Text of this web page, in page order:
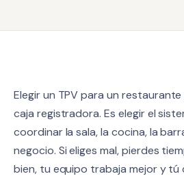
Elegir un TPV para un
caja registradora. Es elegir el
coordinar la sala, la cocina, la
negocio. Si eliges mal, pierdes
bien, tu equipo trabaja mejor y tú